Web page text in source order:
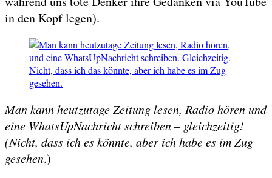
in den Kopf legen).
Man kann heutzutage Zeitung lesen, Radio hören und
eine WhatsUpNachricht schreiben – gleichzeitig!
(Nicht, dass ich es könnte, aber ich habe es im Zug
gesehen.)